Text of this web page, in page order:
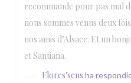
recommande pour pas mal
nous sommes venus deux
nos amis d’Alsace. Et un
et Santiana.
Flores'sens ha